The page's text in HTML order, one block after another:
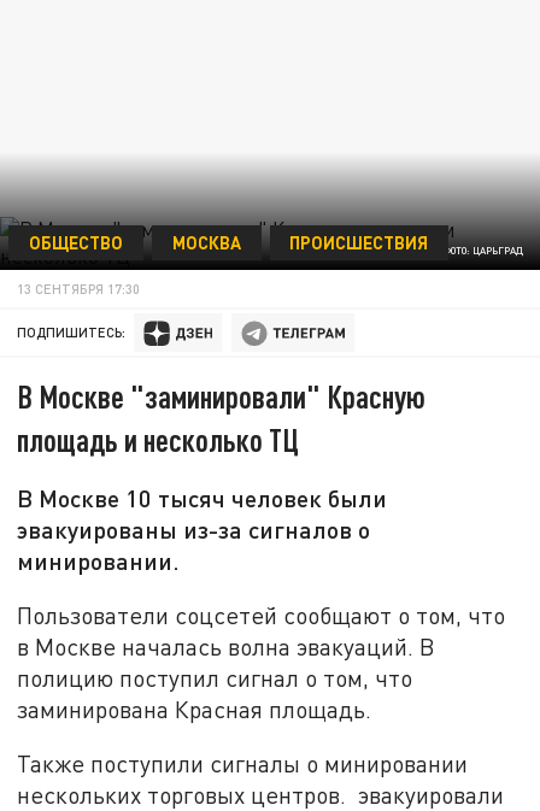
ФОТО: ЦАРЬГРАД
ОБЩЕСТВО МОСКВА ПРОИСШЕСТВИЯ
13 СЕНТЯБРЯ 17:30
ПОДПИШИТЕСЬ:
В Москве "заминировали" Красную
площадь и несколько ТЦ
В Москве 10 тысяч человек были
эвакуированы из-за сигналов о
минировании.
Пользователи соцсетей сообщают о том, что
в Москве началась волна эвакуаций. В
полицию поступил сигнал о том, что
заминирована Красная площадь.
Также поступили сигналы о минировании
нескольких торговых центров. эвакуировали